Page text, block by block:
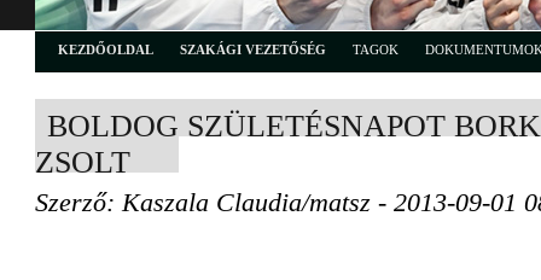
KEZDŐOLDAL SZAKÁGI VEZETŐSÉG TAGOK
BOLDOG SZÜLETÉSNAPOT
ZSOLT
Szerző: Kaszala Claudia/matsz - 2013-09-01